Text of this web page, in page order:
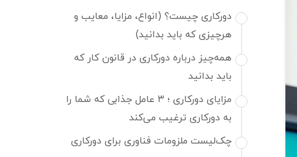
دورکاری چیست؟ (انواع، مزایا، معایب و
هرچیزی که باید بدانید)
همه‌چیز درباره دورکاری در قانون کار که
باید بدانید
مزایای دورکاری ؛ ۳ عامل جذابی که شما را
به دورکاری ترغیب می‌کند
چک‌لیست ملزومات فناوری برای دورکاری